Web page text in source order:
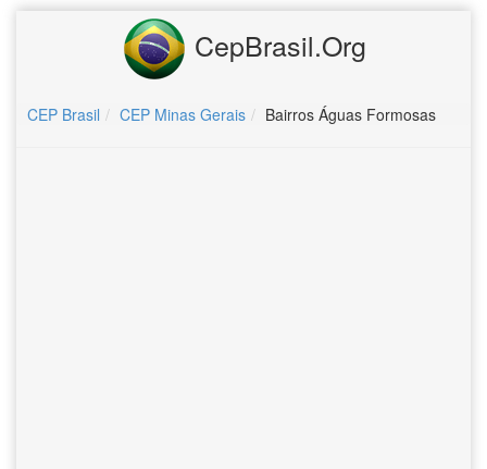
CepBrasil.Org
CEP Brasil CEP Minas Gerais Bairros Águas Formosas